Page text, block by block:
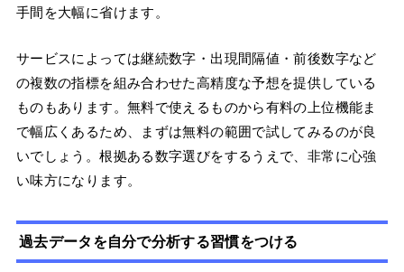
手間を大幅に省けます。
サービスによっては継続数字・出現間隔値・前後数字など
の複数の指標を組み合わせた高精度な予想を提供している
ものもあります。無料で使えるものから有料の上位機能ま
で幅広くあるため、まずは無料の範囲で試してみるのが良
いでしょう。根拠ある数字選びをするうえで、非常に心強
い味方になります。
過去データを自分で分析する習慣をつける